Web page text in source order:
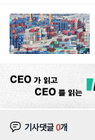
기사댓글0개